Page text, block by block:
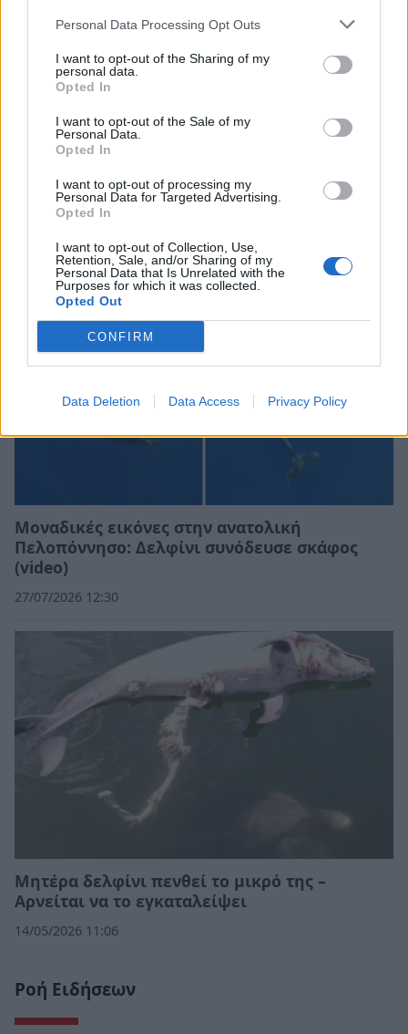
Personal Data Processing Opt Outs
I want to opt-out of the Sharing of my
personal data.
Opted In
I want to opt-out of the Sale of my
Personal Data.
Opted In
I want to opt-out of processing my
Personal Data for Targeted Advertising.
Opted In
I want to opt-out of Collection, Use,
Retention, Sale, and/or Sharing of my
Personal Data that Is Unrelated with the
Purposes for which it was collected.
Opted Out
CONFIRM
Data Deletion Data Access Privacy Policy
Σχετικά Άρθρα
Μοναδικές εικόνες στην ανατολική
Πελοπόννησο: Δελφίνι συνόδευσε σκάφος
(video)
27/07/2026 12:30
Μητέρα δελφίνι πενθεί το μικρό της –
Αρνείται να το εγκαταλείψει
14/05/2026 11:06
Ροή Ειδήσεων